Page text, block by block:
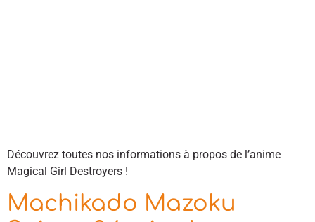
Découvrez toutes nos informations à propos de l’anime
Magical Girl Destroyers !
Machikado Mazoku